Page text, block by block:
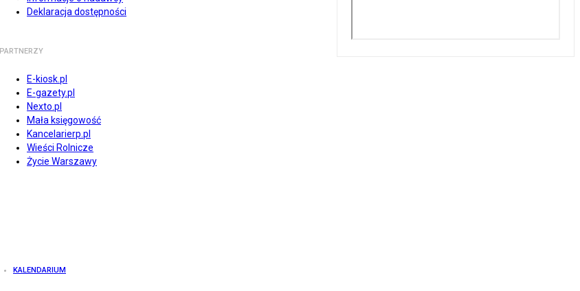
Deklaracja dostępności
PARTNERZY
E-kiosk.pl
E-gazety.pl
Nexto.pl
Mała księgowość
Kancelarierp.pl
Wieści Rolnicze
Życie Warszawy
KALENDARIUM